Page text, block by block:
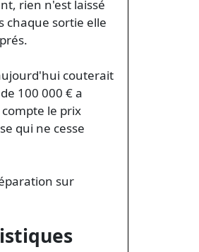
rien n'est laissé
chaque sortie elle
couterait
100 000 € a
le prix
qui ne cesse
sur